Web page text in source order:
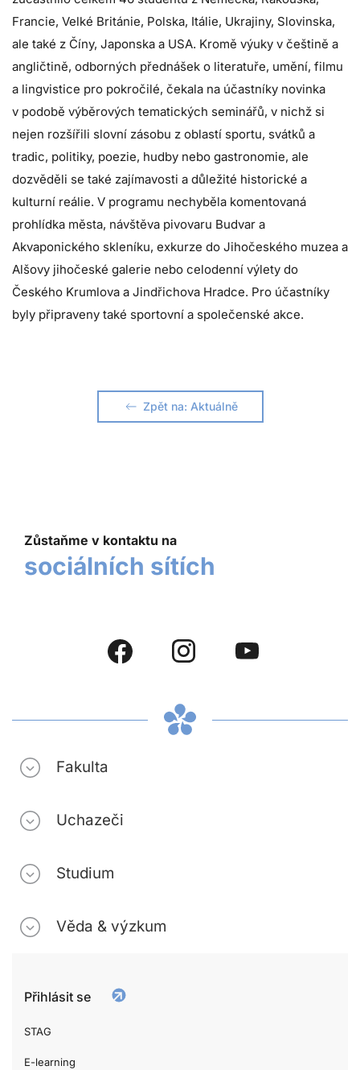
Francie, Velké Británie, Polska, Itálie, Ukrajiny, Slovinska,
ale také z Číny, Japonska a USA. Kromě výuky v češtině a
angličtině, odborných přednášek o literatuře, umění, filmu
a lingvistice pro pokročilé, čekala na účastníky novinka
v podobě výběrových tematických seminářů, v nichž si
nejen rozšířili slovní zásobu z oblastí sportu, svátků a
tradic, politiky, poezie, hudby nebo gastronomie, ale
dozvěděli se také zajímavosti a důležité historické a
kulturní reálie. V programu nechyběla komentovaná
prohlídka města, návštěva pivovaru Budvar a
Akvaponického skleníku, exkurze do Jihočeského muzea a
Alšovy jihočeské galerie nebo celodenní výlety do
Českého Krumlova a Jindřichova Hradce. Pro účastníky
byly připraveny také sportovní a společenské akce.
Zpět na: Aktuálně
Zůstaňme v kontaktu na
sociálních sítích
Fakulta
Uchazeči
Studium
Věda & výzkum
Přihlásit se
STAG
E-learning